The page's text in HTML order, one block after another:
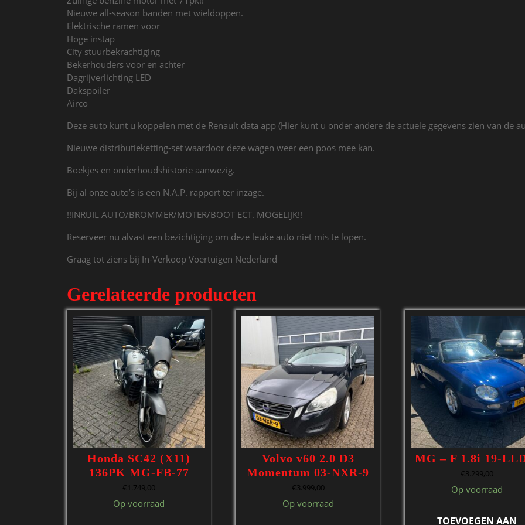
Nieuwe all-season banden met wieldoppen.
Elektrische ramen voor
Hoge instap
City stuurbekrachtiging
Bekerhouders voor en achter
Dagrijverlichting LED
Dakspoiler
Airco
Deze auto kunt u koppelen met de Renault data app (Hier kunt u onder andere de actuele gegevens zien van de
Nieuwe distributieketting-set waardoor deze wagen weer een poos mee kan.
Boekjes en onderhoudshistorie aanwezig.
Bij al onze auto’s is een N.A.P. rapport ter inzage.
!!INRUIL AUTO/BROMMER/MOTER/BOOT ECT. MOGELIJK!!
Reserveer nu alvast een bezichtiging om deze leuke auto niet mis te lopen.
Graag tot ziens bij In-Verkoop Voertuigen Nederland
Gerelateerde producten
Honda SC42 (X11)
136PK MG-FB-77
€1.749,00
Op voorraad
Volvo v60 2.0 D3
Momentum 03-NXR-9
€3.999,00
Op voorraad
MG – F 1.8i 19-
€3.299,00
Op voorraad
TOEVOEGEN AAN